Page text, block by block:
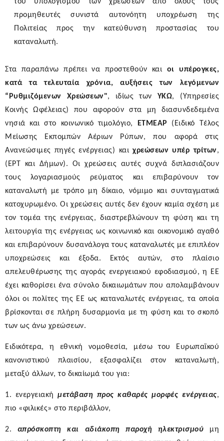
του υπολογισμού των χρεώσεων από όλους τους
προμηθευτές συνιστά αυτονόητη υποχρέωση της
Πολιτείας προς την κατεύθυνση προστασίας του
καταναλωτή.
Στα παραπάνω πρέπει να προστεθούν και οι υπέρογκες,
κατά τα τελευταία χρόνια, αυξήσεις των λεγόμενων
“Ρυθμιζόμενων Χρεώσεων", ιδίως των ΥΚΩ,
(Υπηρεσίες
Κοινής Ωφέλειας)
που αφορούν στα μη διασυνδεδεμένα
νησιά και στο κοινωνικό τιμολόγιο, ΕΤΜΕΑΡ (Ειδικό Τέλος
Μείωσης Εκπομπών Αέριων Ρύπων, που αφορά στις
Ανανεώσιμες πηγές ενέργειας) και χρεώσεων υπέρ τρίτων,
(ΕΡΤ και Δήμων). Οι χρεώσεις αυτές συχνά διπλασιάζουν
τους λογαριασμούς ρεύματος και επιβαρύνουν τον
καταναλωτή με τρόπο μη δίκαιο, νόμιμο και συνταγματικά
κατοχυρωμένο. Οι χρεώσεις αυτές δεν έχουν καμία σχέση με
τον τομέα της ενέργειας, διαστρεβλώνουν τη φύση και τη
λειτουργία της ενέργειας ως κοινωνικό και οικονομικό αγαθό
και επιβαρύνουν δυσανάλογα τους καταναλωτές με επιπλέον
υποχρεώσεις και έξοδα. Εκτός αυτών,
στο πλαίσιο
απελευθέρωσης της αγοράς ενεργειακού εφοδιασμού,η ΕΕ
έχει καθορίσει ένα σύνολο δικαιωμάτων που απολαμβάνουν
όλοι οι πολίτες της ΕΕ ως καταναλωτές ενέργειας, τα οποία
βρίσκονται σε πλήρη δυσαρμονία με τη φύση και το σκοπό
των ως άνω χρεώσεων.
Ειδικότερα, η εθνική νομοθεσία, μέσω του Ευρωπαϊκού
κανονιστικού πλαισίου, εξασφαλίζει στον καταναλωτή,
μεταξύ άλλων, το δικαίωμά του για:
1. ενεργειακήμετάβαση προς καθαρές μορφές ενέργειας,
πιο «φιλικές» στο περιβάλλον,
2. απρόσκοπτη και αδιάκοπη παροχή ηλεκτρισμού μη